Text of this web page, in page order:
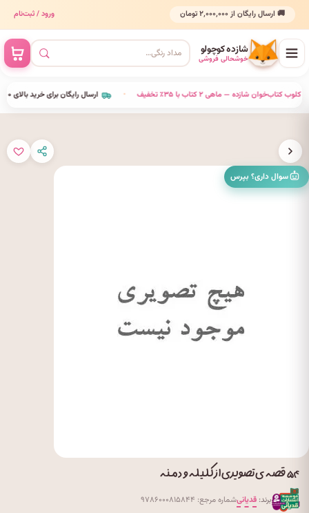
🚚 ارسال رایگان از ۲٬۰۰۰٬۰۰۰ تومان ورود / ثبت‌نام
شازده کوچولو
خوشحالی فروشی
ارسال رایگان برای خرید بالای • کلوب کتاب‌خوان شازده — ماهی ۲ کتاب با ۳۵٪ تخفیف
سوال داری؟ بپرس
۵۴ قصه ی تصویری از کلیله و دمنه
برند:قدیانیشماره مرجع: ۹۷۸۶۰۰۰۸۱۵۸۴۴